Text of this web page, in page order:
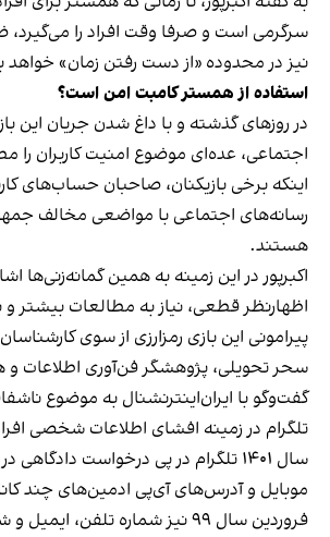
سرگرمی است و صرفا وقت افراد را
نیز در محدوده «از دست رفتن زمان» خواهد
استفاده از همستر کامبت امن است؟
در روزهای گذشته و با داغ شدن جریان این
اجتماعی، عده‌ای موضوع امنیت کاربران را
اینکه برخی بازیکنان، صاحبان حساب‌های
رسانه‌های اجتماعی با مواضعی مخالف
هستند.
اکبرپور در این زمینه به همین گمانه‌زنی‌ها
اظهار‌نظر قطعی، نیاز به مطالعات بیشتر و
پیرامونی این بازی رمزارزی از سوی
سحر تحویلی، پژوهشگر فن‌آوری اطلاعات
گفت‌وگو با ایران‌اینترنشنال به موضوع
تلگرام در زمینه افشای اطلاعات شخصی
سال ۱۴۰۱ تلگرام در پی درخواست
موبایل و آدرس‌های آی‌پی ادمین‌های چند
فروردین سال ۹۹ نیز شماره تلفن،